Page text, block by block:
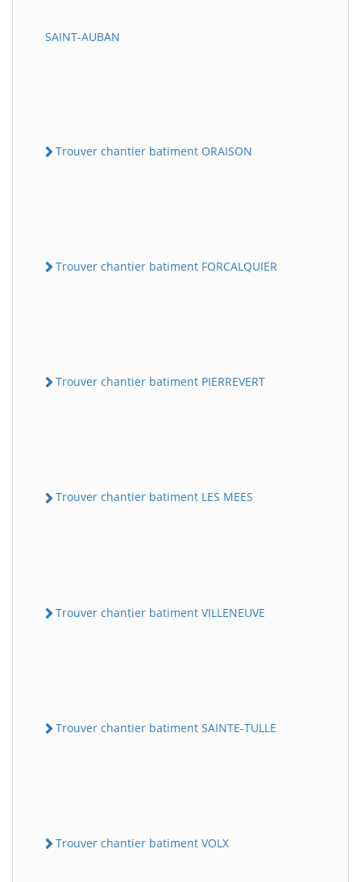
SAINT-AUBAN
Trouver chantier batiment ORAISON
Trouver chantier batiment FORCALQUIER
Trouver chantier batiment PIERREVERT
Trouver chantier batiment LES MEES
Trouver chantier batiment VILLENEUVE
Trouver chantier batiment SAINTE-TULLE
Trouver chantier batiment VOLX